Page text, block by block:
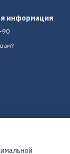
информация
90